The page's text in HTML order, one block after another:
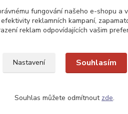
🇨🇿 Český
Upravit sběr cookies.
fungování našeho e-shopu a
reklamních kampaní,
reklam odpovídajících vašim
Nastavení Souhlasím
Souhlas můžete odmítnout zde.